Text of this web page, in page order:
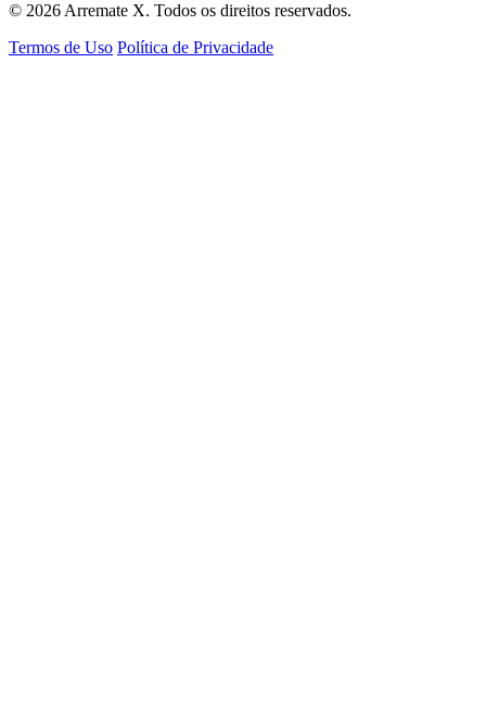
© 2026 Arremate X. Todos os direitos reservados.
Termos de Uso Política de Privacidade